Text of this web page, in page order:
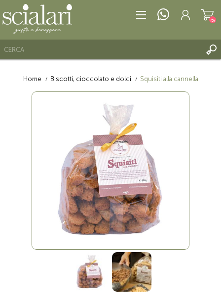
(0)
Home Biscotti, cioccolato e dolci Squisiti alla cannella